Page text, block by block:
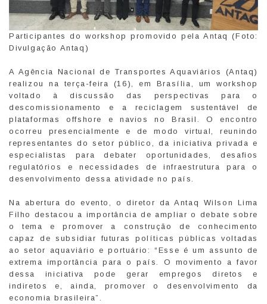
Participantes do workshop promovido pela Antaq (Foto:
Divulgação Antaq)
A Agência Nacional de Transportes Aquaviários (Antaq)
realizou na terça-feira (16), em Brasília, um workshop
voltado à discussão das perspectivas para o
descomissionamento e a reciclagem sustentável de
plataformas offshore e navios no Brasil. O encontro
ocorreu presencialmente e de modo virtual, reunindo
representantes do setor público, da iniciativa privada e
especialistas para debater oportunidades, desafios
regulatórios e necessidades de infraestrutura para o
desenvolvimento dessa atividade no país.
Na abertura do evento, o diretor da Antaq Wilson Lima
Filho destacou a importância de ampliar o debate sobre
o tema e promover a construção de conhecimento
capaz de subsidiar futuras políticas públicas voltadas
ao setor aquaviário e portuário: “Esse é um assunto de
extrema importância para o país. O movimento a favor
dessa iniciativa pode gerar empregos diretos e
indiretos e, ainda, promover o desenvolvimento da
economia brasileira”.